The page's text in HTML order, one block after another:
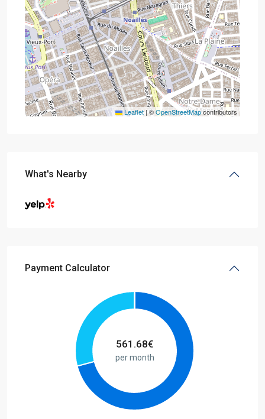
Leaflet |©OpenStreetMapcontributors
What's Nearby
Payment Calculator
561.68€
per month